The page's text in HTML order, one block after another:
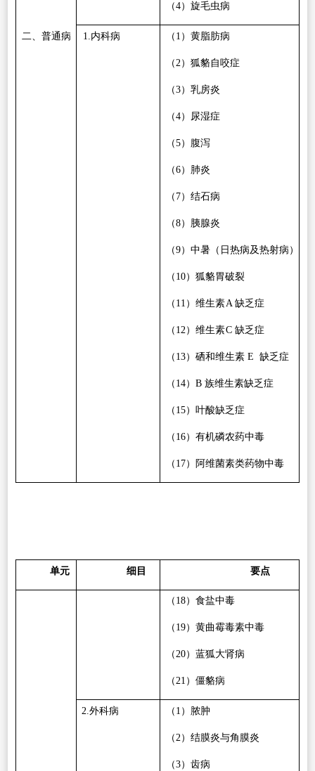
（4）旋毛虫病
二、普通病 1.内科病 （ 1 ）黄脂肪病
（2）狐貉自咬症
（3）乳房炎
（4）尿湿症
（5）腹泻
（6）肺炎
（ 7）结石病
（8）胰腺炎
（9）中暑（日热病及热射病）
（ 10）狐貉胃破裂
（ 11 ）维生素A 缺乏症
（ 12）维生素C 缺乏症
（ 13）硒和维生素 E 缺乏症
（ 14） B 族维生素缺乏症
（ 15）叶酸缺乏症
（ 16）有机磷农药中毒
（ 17）阿维菌素类药物中毒
单元 细目 要点
（ 18）食盐中毒
（ 19）黄曲霉毒素中毒
（20）蓝狐大肾病
（21 ）僵貉病
2.外科病 （ 1 ）脓肿
（2）结膜炎与角膜炎
（3）齿病